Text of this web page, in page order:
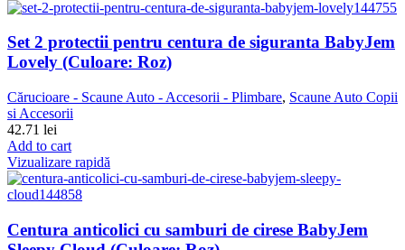
Set 2 protectii pentru centura de siguranta BabyJem
Lovely (Culoare: Roz)
Cărucioare - Scaune Auto - Accesorii - Plimbare, Scaune Auto Copii
si Accesorii
42.71 lei
Add to cart
Vizualizare rapidă
Centura anticolici cu samburi de cirese BabyJem